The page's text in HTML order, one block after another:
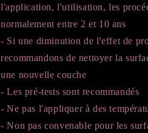
l'application, l'utilisation, les
normalement entre 2 et 10 ans
- Si une diminution de l'effet de
recommandons de nettoyer la
une nouvelle couche
- Les pré-tests sont recommandés
- Ne pas l'appliquer à des
- Non pas convenable pour les